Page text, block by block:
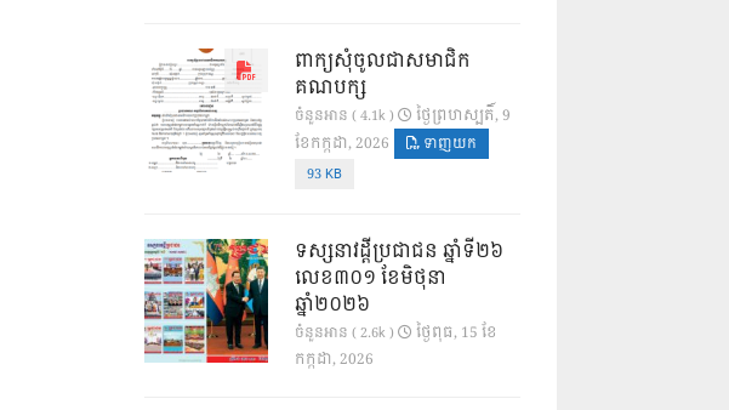
ពាក្យសុំចូលជាសមាជិក
គណបក្ស
ចំនួនអាន ( 4.1k )
ថ្ងៃ​ព្រហស្បតិ៍, 9
ខែ​កក្កដា, 2026
ទាញយក
93 KB
ទស្សនាវដ្ដីប្រជាជន ឆ្នាំទី២៦
លេខ៣០១ ខែមិថុនា
ឆ្នាំ២០២៦
ចំនួនអាន ( 2.6k )
ថ្ងៃ​ពុធ, 15 ខែ​
កក្កដា, 2026